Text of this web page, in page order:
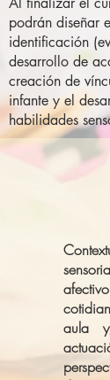
podrán diseñar
identificación
desarrollo de
creación de
infante y el
habilidades
aula